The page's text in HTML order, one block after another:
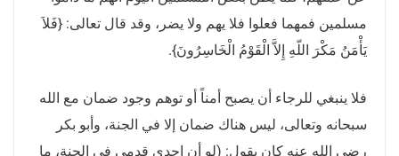
مسلمين فمهما فعلوا فلا يهم ولا يضر، وقد قال تعالى: {فَلاَ
يَأْمَنُ مَكْرَ اللّهِ إِلاَّ الْقَوْمُ الْخَاسِرُونَ}
.
فلا ينبغي للرجاء أن يصبح أمناً أو توهم وجود ضمان مع الله
سبحانه وتعالى، ليس هناك ضمان إلا في الجنة، وأبو بكر
رضي الله عنه كان يقول: (لو أن إحدى قدمي في الجنة، ما